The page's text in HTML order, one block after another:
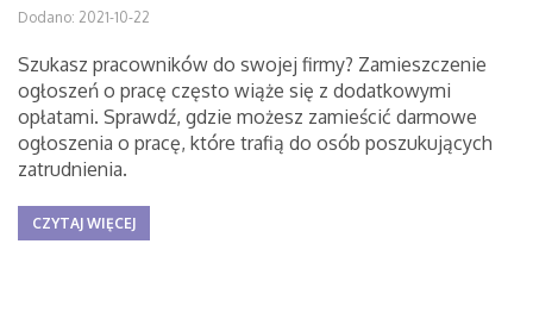
Dodano: 2021-10-22
Szukasz pracowników do swojej firmy? Zamieszczenie
ogłoszeń o pracę często wiąże się z dodatkowymi
opłatami. Sprawdź, gdzie możesz zamieścić darmowe
ogłoszenia o pracę, które trafią do osób poszukujących
zatrudnienia.
CZYTAJ WIĘCEJ